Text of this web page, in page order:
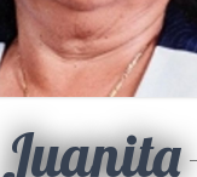
Juanita